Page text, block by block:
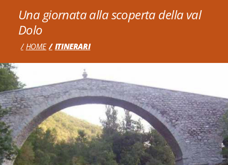
Una giornata alla scoperta della val
Dolo
HOME ITINERARI